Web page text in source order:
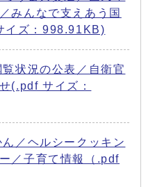
みんなで支えあう国
イズ：998.91KB)
状況の公表／自衛官
(.pdf サイズ：
／ヘルシークッキン
／子育て情報（.pdf